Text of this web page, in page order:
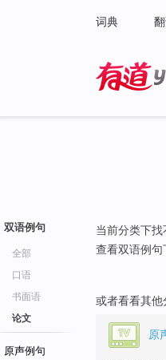
词典
双语例句
全部
口语
书面语
论文
原声例句
当前分类下找
查看双语例句
或者看看其他
原